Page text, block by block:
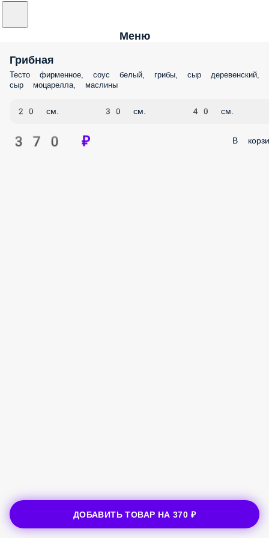
Меню
Грибная
Тесто фирменное, соус белый, грибы, сыр деревенский,
сыр моцарелла, маслины
20 см. 30 см. 40 см.
370 ₽ В
ДОБАВИТЬ ТОВАР НА370 ₽